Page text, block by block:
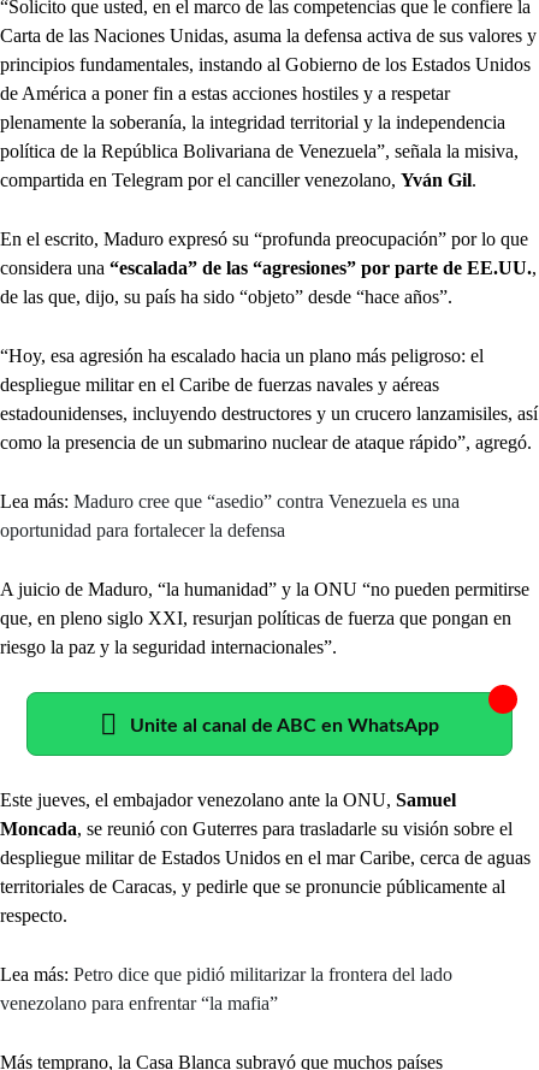
“Solicito que usted, en el marco de las competencias que le confiere la
Carta de las Naciones Unidas, asuma la defensa activa de sus valores y
principios fundamentales, instando al Gobierno de los Estados Unidos
de América a poner fin a estas acciones hostiles y a respetar
plenamente la soberanía, la integridad territorial y la independencia
política de la República Bolivariana de Venezuela”, señala la misiva,
compartida en Telegram por el canciller venezolano, Yván Gil.
En el escrito, Maduro expresó su “profunda preocupación” por lo que
considera una “escalada” de las “agresiones” por parte de EE.UU.,
de las que, dijo, su país ha sido “objeto” desde “hace años”.
“Hoy, esa agresión ha escalado hacia un plano más peligroso: el
despliegue militar en el Caribe de fuerzas navales y aéreas
estadounidenses, incluyendo destructores y un crucero lanzamisiles, así
como la presencia de un submarino nuclear de ataque rápido”, agregó.
Lea más: Maduro cree que “asedio” contra Venezuela es una
oportunidad para fortalecer la defensa
A juicio de Maduro, “la humanidad” y la ONU “no pueden permitirse
que, en pleno siglo XXI, resurjan políticas de fuerza que pongan en
riesgo la paz y la seguridad internacionales”.
Unite al canal de ABC en WhatsApp
Este jueves, el embajador venezolano ante la ONU, Samuel
Moncada, se reunió con Guterres para trasladarle su visión sobre el
despliegue militar de Estados Unidos en el mar Caribe, cerca de aguas
territoriales de Caracas, y pedirle que se pronuncie públicamente al
respecto.
Lea más: Petro dice que pidió militarizar la frontera del lado
venezolano para enfrentar “la mafia”
Más temprano, la Casa Blanca subrayó que muchos países